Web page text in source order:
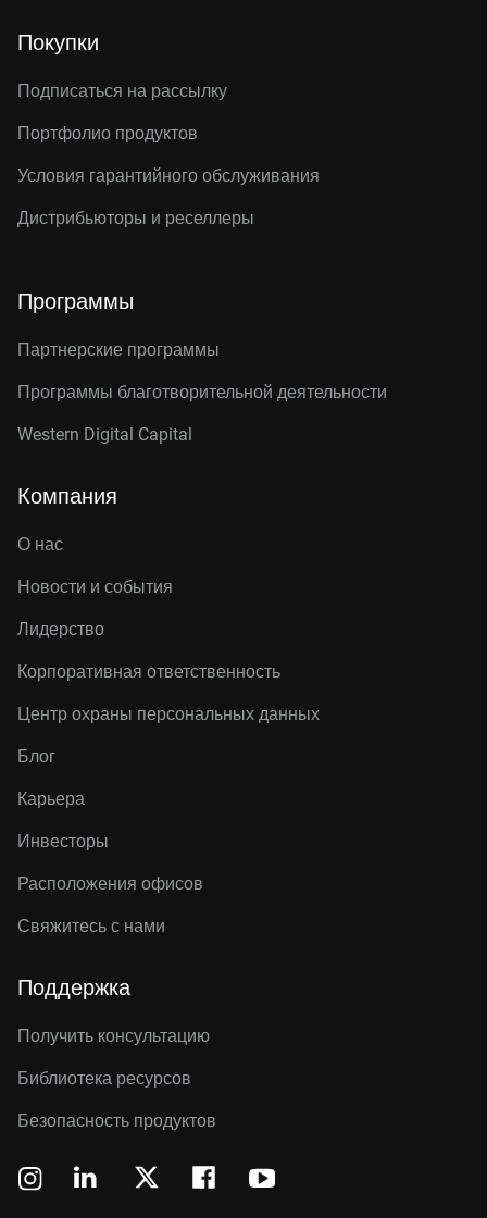
Покупки
Подписаться на рассылку
Портфолио продуктов
Условия гарантийного обслуживания
Дистрибьюторы и реселлеры
Программы
Партнерские программы
Программы благотворительной деятельности
Western Digital Capital
Компания
О нас
Новости и события
Лидерство
Корпоративная ответственность
Центр охраны персональных данных
Блог
Карьера
Инвесторы
Расположения офисов
Свяжитесь с нами
Поддержка
Получить консультацию
Библиотека ресурсов
Безопасность продуктов